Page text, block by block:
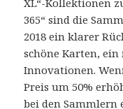
XL“-Kollektionen
365“ sind die
2018 ein klarer
schöne Karten,
Innovationen.
Preis um 50%
bei den Sammlern